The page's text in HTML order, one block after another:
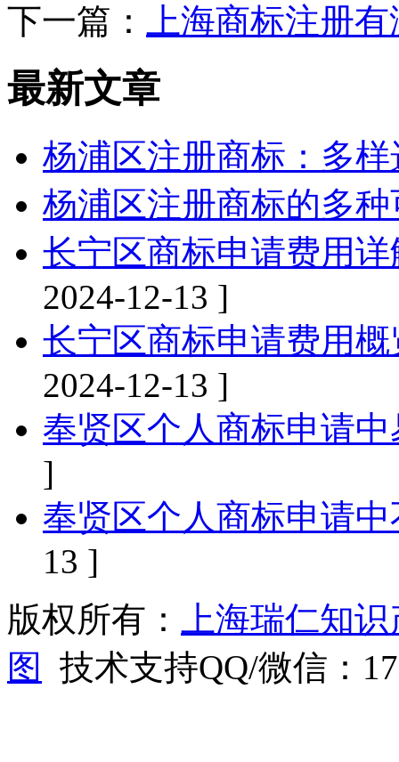
下一篇：
上海商标注册
最新文章
杨浦区注册商标：多
杨浦区注册商标的多
长宁区商标申请费用
2024-12-13 ]
长宁区商标申请费用
2024-12-13 ]
奉贤区个人商标申请
]
奉贤区个人商标申请
13 ]
版权所有：
上海瑞仁知
图
技术支持QQ/微信：